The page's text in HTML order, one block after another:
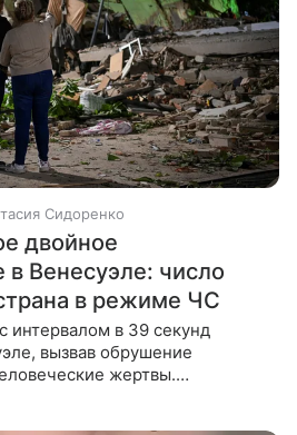
Сидоренко
двойное
в Венесуэле: число
в режиме ЧС
интервалом в 39 секунд
вызвав обрушение
жертвы.